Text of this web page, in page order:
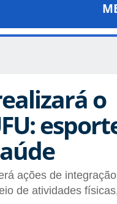
o
ações de
de atividades